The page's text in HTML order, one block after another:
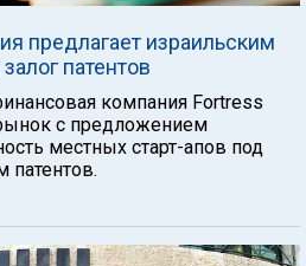
предлагает израильским
патентов
компания Fortress
с предложением
местных старт-апов под
патентов.